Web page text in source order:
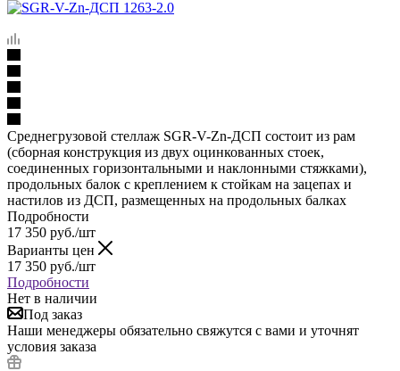
Среднегрузовой стеллаж SGR-V-Zn-ДСП состоит из рам
(сборная конструкция из двух оцинкованных стоек,
соединенных горизонтальными и наклонными стяжками),
продольных балок с креплением к стойкам на зацепах и
настилов из ДСП, размещенных на продольных балках
Подробности
17 350 руб./шт
Варианты цен
17 350 руб./шт
Подробности
Нет в наличии
Под заказ
Наши менеджеры обязательно свяжутся с вами и уточнят
условия заказа